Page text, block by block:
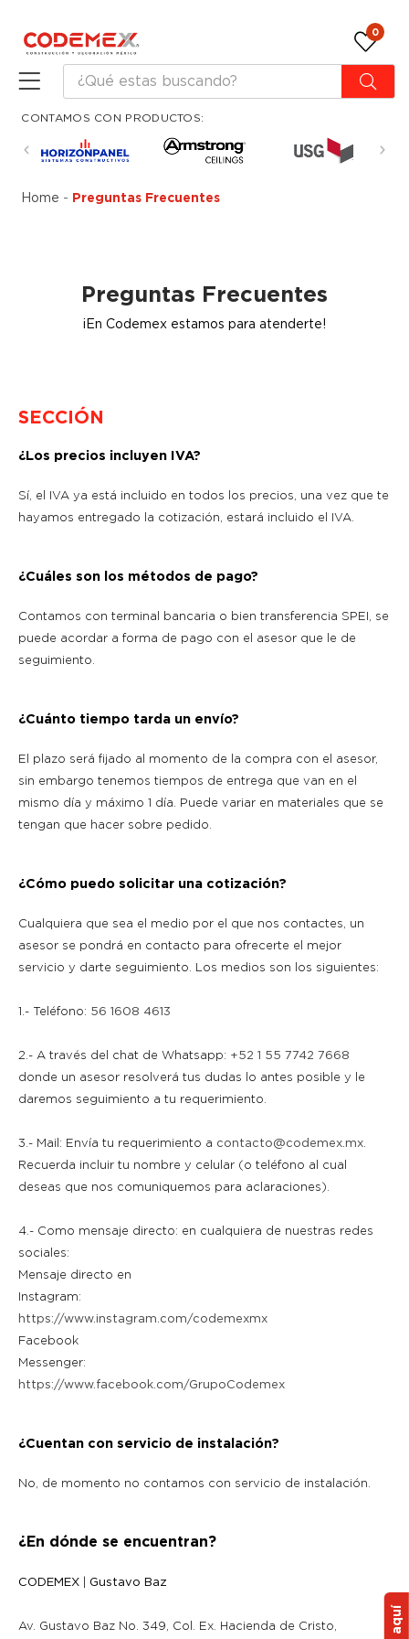
0
CONTAMOS CON PRODUCTOS:
Home - Preguntas Frecuentes
Preguntas Frecuentes
¡En Codemex estamos para atenderte!
SECCIÓN
¿Los precios incluyen IVA?
Sí, el IVA ya está incluido en todos los precios, una vez que te
hayamos entregado la cotización, estará incluido el IVA.
¿Cuáles son los métodos de pago?
Contamos con terminal bancaria o bien transferencia SPEI, se
puede acordar a forma de pago con el asesor que le de
seguimiento.
¿Cuánto tiempo tarda un envío?
El plazo será fijado al momento de la compra con el asesor,
sin embargo tenemos tiempos de entrega que van en el
mismo día y máximo 1 día. Puede variar en materiales que se
tengan que hacer sobre pedido.
¿Cómo puedo solicitar una cotización?
Cualquiera que sea el medio por el que nos contactes, un
asesor se pondrá en contacto para ofrecerte el mejor
servicio y darte seguimiento. Los medios son los siguientes:
1.- Teléfono: 56 1608 4613
2.- A través del chat de Whatsapp: +52 1 55 7742 7668
donde un asesor resolverá tus dudas lo antes posible y le
daremos seguimiento a tu requerimiento.
3.- Mail: Envía tu requerimiento a contacto@codemex.mx
Recuerda incluir tu nombre y celular (o teléfono al cual
deseas que nos comuniquemos para aclaraciones).
4.- Como mensaje directo: en cualquiera de nuestras redes
sociales:
Mensaje directo en
Instagram:
https://www.instagram.com/codemexmx
Facebook
Messenger:
https://www.facebook.com/GrupoCodemex
¿Cuentan con servicio de instalación?
No, de momento no contamos con servicio de instalación.
¿En dónde se encuentran?
CODEMEX | Gustavo Baz
Av. Gustavo Baz No. 349, Col. Ex. Hacienda de Cristo,